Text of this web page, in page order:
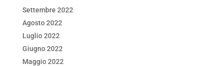
Settembre 2022
Agosto 2022
Luglio 2022
Giugno 2022
Maggio 2022